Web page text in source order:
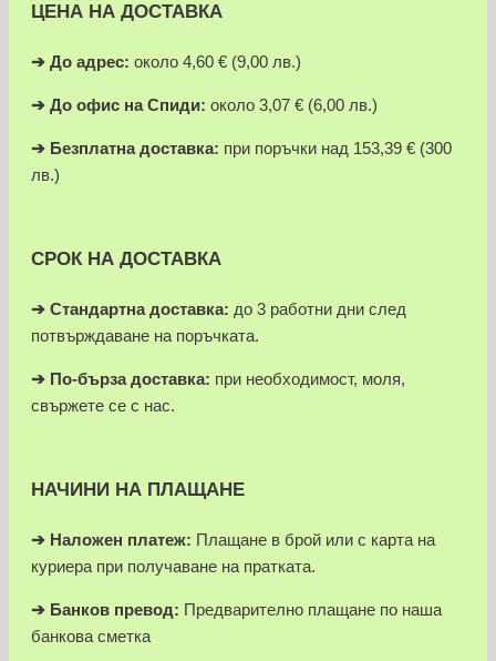
page
ЦЕНА НА ДОСТАВКА
➔ До адрес: около 4,60 € (9,00 лв.)
➔ До офис на Спиди: около 3,07 € (6,00 лв.)
➔ Безплатна доставка: при поръчки над 153,39 € (300
лв.)
СРОК НА ДОСТАВКА
➔ Стандартна доставка: до 3 работни дни след
потвърждаване на поръчката.
➔ По-бърза доставка: при необходимост, моля,
свържете се с нас.
НАЧИНИ НА ПЛАЩАНЕ
➔ Наложен платеж: Плащане в брой или с карта на
куриера при получаване на пратката.
➔ Банков превод: Предварително плащане по наша
банкова сметка